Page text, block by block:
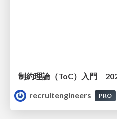
制約理論（ToC）入門
recruitengineers
PRO